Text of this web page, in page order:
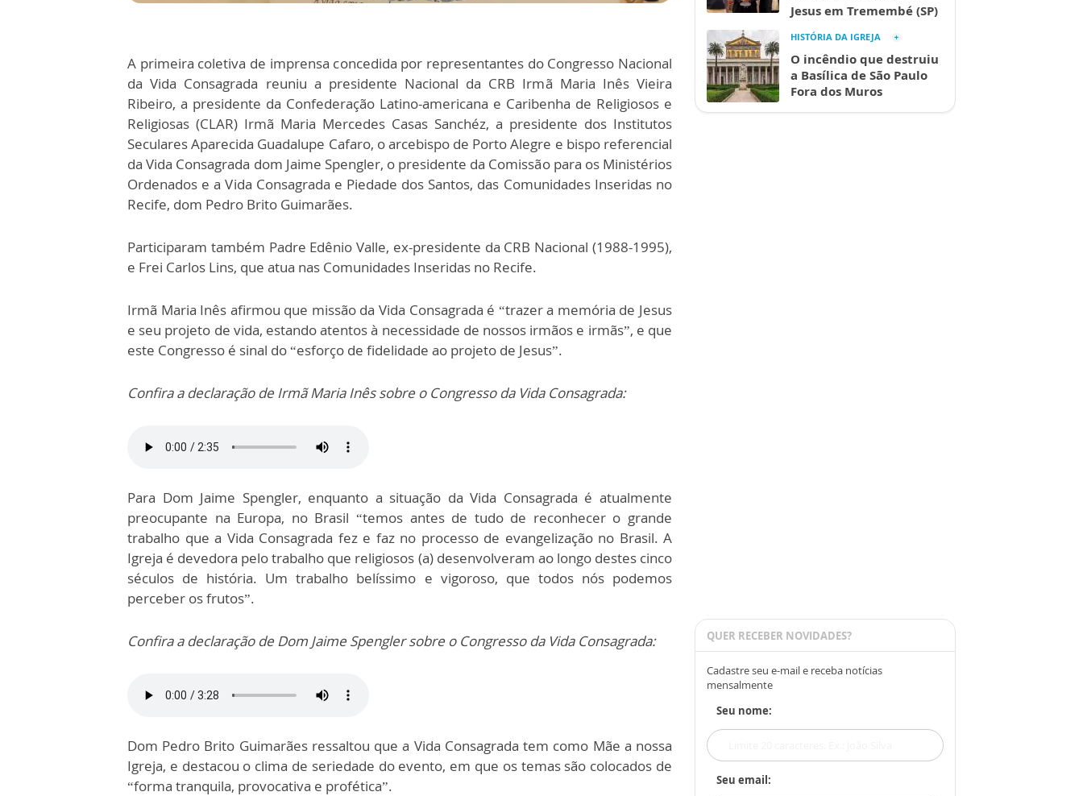
A primeira coletiva de imprensa concedida por representantes do Congresso Nacional
da Vida Consagrada reuniu a presidente Nacional da CRB Irmã Maria Inês Vieira
Ribeiro, a presidente da Confederação Latino-americana e Caribenha de Religiosos e
Religiosas (CLAR) Irmã Maria Mercedes Casas Sanchéz, a presidente dos Institutos
Seculares Aparecida Guadalupe Cafaro, o arcebispo de Porto Alegre e bispo referencial
da Vida Consagrada dom Jaime Spengler, o presidente da Comissão para os Ministérios
Ordenados e a Vida Consagrada e Piedade dos Santos, das Comunidades Inseridas no
Recife, dom Pedro Brito Guimarães.
Participaram também Padre Edênio Valle, ex-presidente da CRB Nacional (1988-1995),
e Frei Carlos Lins, que atua nas Comunidades Inseridas no Recife.
Irmã Maria Inês afirmou que missão da Vida Consagrada é “trazer a memória de Jesus
e seu projeto de vida, estando atentos à necessidade de nossos irmãos e irmãs”, e que
este Congresso é sinal do “esforço de fidelidade ao projeto de Jesus”.
Confira a declaração de Irmã Maria Inês sobre o Congresso da Vida Consagrada:
Para Dom Jaime Spengler, enquanto a situação da Vida Consagrada é atualmente
preocupante na Europa, no Brasil “temos antes de tudo de reconhecer o grande
trabalho que a Vida Consagrada fez e faz no processo de evangelização no Brasil. A
Igreja é devedora pelo trabalho que religiosos (a) desenvolveram ao longo destes cinco
séculos de história. Um trabalho belíssimo e vigoroso, que todos nós podemos
perceber os frutos”.
Confira a declaração de Dom Jaime Spengler sobre o Congresso da Vida Consagrada:
Dom Pedro Brito Guimarães ressaltou que a Vida Consagrada tem como Mãe a nossa
Igreja, e destacou o clima de seriedade do evento, em que os temas são colocados de
“forma tranquila, provocativa e profética”.
Jesus em Tremembé (SP)
HISTÓRIA DA IGREJA
O incêndio que destruiu
a Basílica de São Paulo
Fora dos Muros
QUER RECEBER NOVIDADES?
Cadastre seu e-mail e receba notícias
mensalmente
Seu nome:
Seu email: